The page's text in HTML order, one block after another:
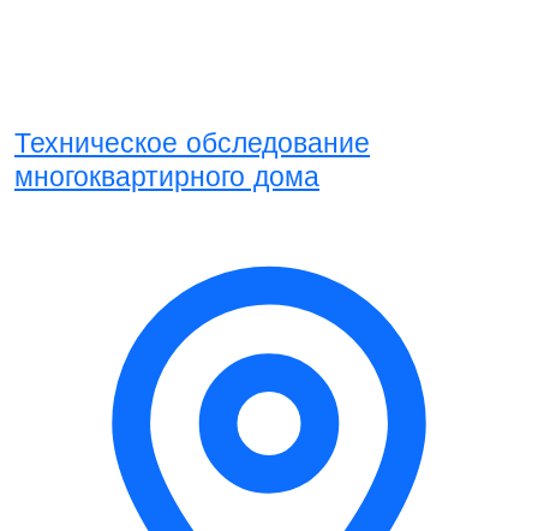
Техническое обследование
многоквартирного дома